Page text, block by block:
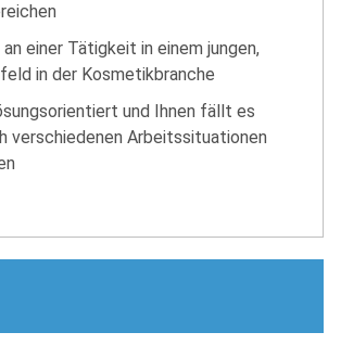
einer Tätigkeit in einem jungen,
in der Kosmetikbranche
und Ihnen fällt es
verschiedenen Arbeitssituationen